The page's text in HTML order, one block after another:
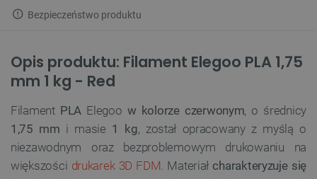
Bezpieczeństwo produktu
Opis produktu: Filament Elegoo PLA 1,75
mm 1 kg - Red
Filament PLA Elegoo w kolorze czerwonym, o średnicy
1,75 mm i masie 1 kg, został opracowany z myślą o
niezawodnym oraz bezproblemowym drukowaniu na
większości drukarek 3D FDM. Materiał charakteryzuje się